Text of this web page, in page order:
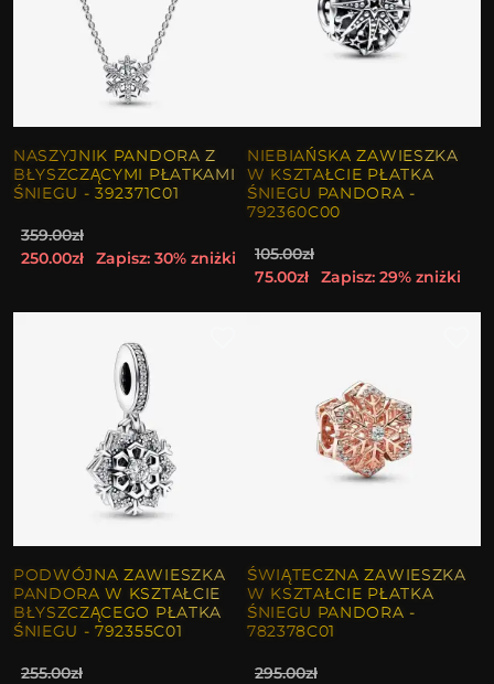
NASZYJNIK PANDORA Z
BŁYSZCZĄCYMI PŁATKAMI
ŚNIEGU - 392371C01
359.00zł
250.00zł
Zapisz: 30% zniżki
NIEBIAŃSKA ZAWIESZKA
W KSZTAŁCIE PŁATKA
ŚNIEGU PANDORA -
792360C00
105.00zł
75.00zł
Zapisz: 29% zniżki
PODWÓJNA ZAWIESZKA
PANDORA W KSZTAŁCIE
BŁYSZCZĄCEGO PŁATKA
ŚNIEGU - 792355C01
255.00zł
ŚWIĄTECZNA ZAWIESZKA
W KSZTAŁCIE PŁATKA
ŚNIEGU PANDORA -
782378C01
295.00zł